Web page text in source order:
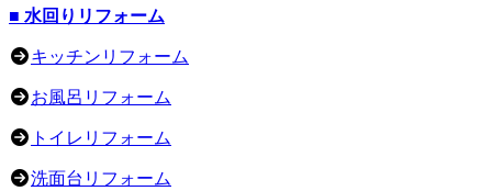
■ 水回りリフォーム
キッチンリフォーム
お風呂リフォーム
トイレリフォーム
洗面台リフォーム